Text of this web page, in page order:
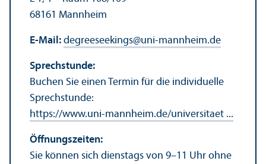
68161 Mannheim
E-Mail: degreeseekings@uni-mannheim.de
Sprechstunde:
Buchen Sie einen Termin für die individuelle
Sprechstunde:
https://www.uni-mannheim.de/universitaet ...
Öffnungs­zeiten:
Sie können sich dienstags von 9–11 Uhr ohne